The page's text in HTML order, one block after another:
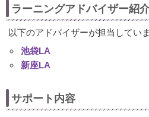
ラーニングアドバイザー紹
以下のアドバイザーが担当していま
池袋LA
新座LA
サポート内容